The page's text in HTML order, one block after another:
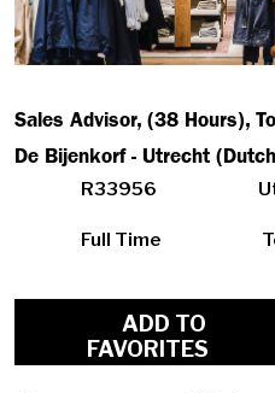
Sales Advisor, (38 Hours),
De Bijenkorf - Utrecht
R33956
Full Time
FAVORITES